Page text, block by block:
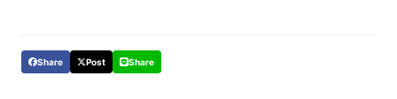
Share Post Share